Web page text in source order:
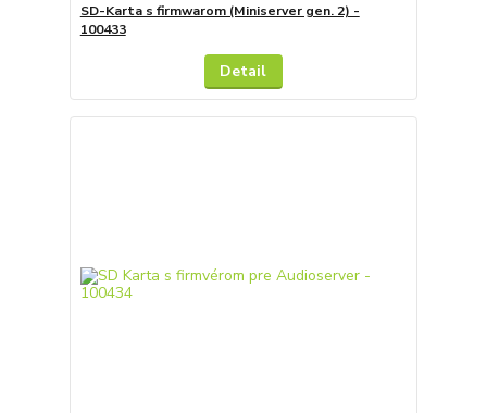
SD-Karta s firmwarom (Miniserver gen. 2) -
100433
Detail